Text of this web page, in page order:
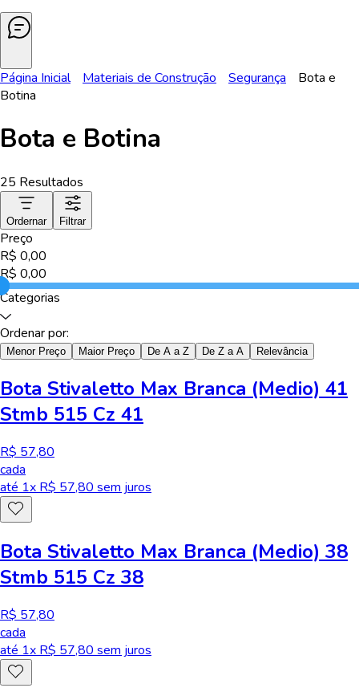
Página Inicial Materiais de Construção Segurança
Bota e
Botina
Bota e Botina
25 Resultados
Ordernar Filtrar
Preço
R$ 0,00
R$ 0,00
Categorias
Ordenar por:
Menor Preço Maior Preço De A a Z De Z a A Relevância
Bota Stivaletto Max Branca (Medio) 41
Stmb 515 Cz 41
R$ 57,80
cada
até 1x R$ 57,80 sem juros
Bota Stivaletto Max Branca (Medio) 38
Stmb 515 Cz 38
R$ 57,80
cada
até 1x R$ 57,80 sem juros